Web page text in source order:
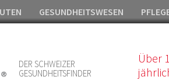
GESUNDHEITSWESEN
DER SCHWEIZER
GESUNDHEITSFINDER
Über